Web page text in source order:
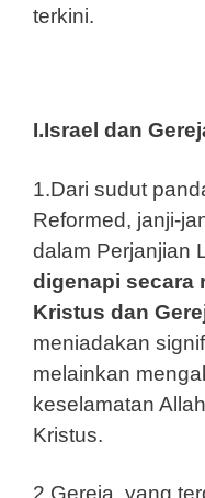
terkini.
I.Israel dan
1.Dari sudut
Reformed, janji-
dalam Perjanjian
digenapi secara
Kristus dan
meniadakan
melainkan
keselamatan
Kristus.
2.Gereja, yang